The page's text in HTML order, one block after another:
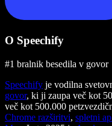
O Speechify
#1 bralnik besedila v govor
Speechify je vodilna
govor, ki ji zaupa več kot
več kot 500.000
Chrome razširitvi, spletni